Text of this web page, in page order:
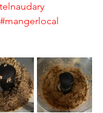
#mangerlocal